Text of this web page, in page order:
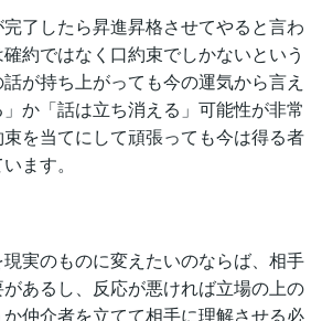
了したら昇進昇格させてやると言わ
約ではなく口約束でしかないという
が持ち上がっても今の運気から言え
か「話は立ち消える」可能性が非常
を当てにして頑張っても今は得る者
ます。
実のものに変えたいのならば、相手
あるし、反応が悪ければ立場の上の
仲介者を立てて相手に理解させる必